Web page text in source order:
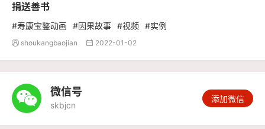
捐送善书
#寿康宝鉴动画 #因果故事 #视频 #实例
 shoukangbaojian  2022-01-02
 微信号
skbjcn
添加微信